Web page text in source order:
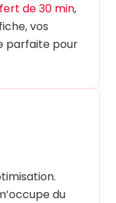
de 30 min,
vos
parfaite pour
du